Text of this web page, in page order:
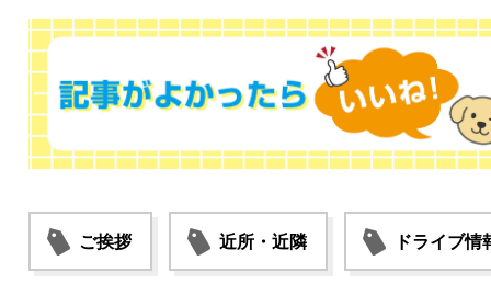
ご挨拶 近所・近隣 ドライブ情